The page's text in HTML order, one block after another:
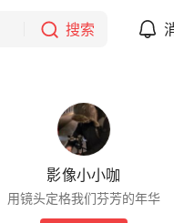
搜索
影像小小咖
用镜头定格我们芬芳的年华